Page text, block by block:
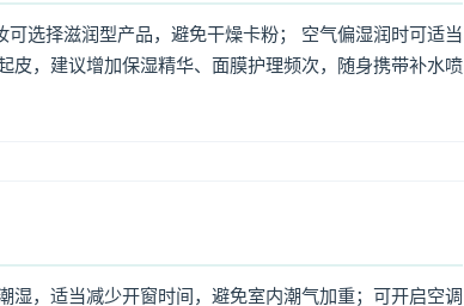
选择滋润型产品，避免干燥卡粉； 空气偏湿润时可适当
皮，建议增加保湿精华、面膜护理频次，随身携带补水喷
，适当减少开窗时间，避免室内潮气加重；可开启空调